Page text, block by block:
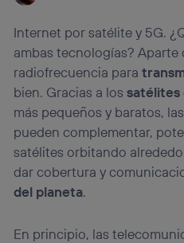
Internet por satélite y 5G.
ambas tecnologías? Aparte
radiofrecuencia para
bien. Gracias a lossatélites
más pequeños y baratos, las
pueden complementar,
satélites orbitando
dar cobertura y
del planeta.
En principio, las